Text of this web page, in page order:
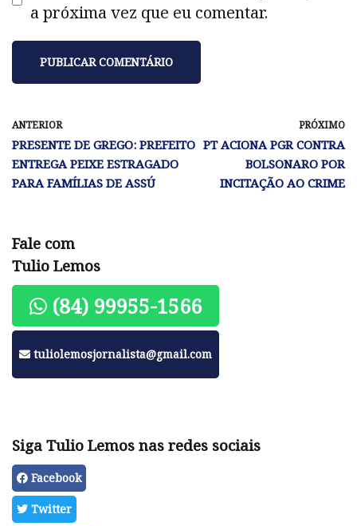
a próxima vez que eu comentar.
ANTERIOR
PRESENTE DE GREGO: PREFEITO
ENTREGA PEIXE ESTRAGADO
PARA FAMÍLIAS DE ASSÚ
PRÓXIMO
PT ACIONA PGR CONTRA
BOLSONARO POR
INCITAÇÃO AO CRIME
Fale com
Tulio Lemos
(84) 99955-1566
tuliolemosjornalista@gmail.com
Siga Tulio Lemos nas redes sociais
Facebook
Twitter